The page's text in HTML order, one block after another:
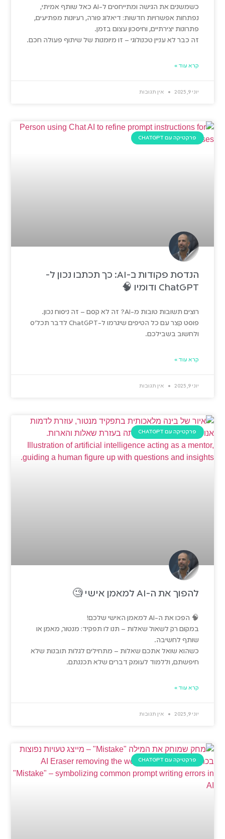
כשמשנים את הגישה ומתייחסים ל-AI כאל שותף אמיתי,
נפתחות אפשרויות חדשות: דיאלוג פורה, רעיונות מפתיעים,
פתרונות יצירתיים, וחיסכון עצום בזמן.
זה כבר לא עניין טכנולוגי – זו מיומנות של שיתוף פעולה חכם.
קרא עוד »
יוני 9, 2025 אין תגובות
פרקטיקה עם CHATGPT
הנדסת פקודות ב-AI: כך תכתבו נכון ל-
ChatGPT ודומיו 🧠
רוצים תשובות טובות מ-AI? זה לא קסם – זה ניסוח נכון.
פוסט קצר עם כל הטיפים שיגרמו ל-ChatGPT לדבר תכל'ס
ולחשוב בשבילכם.
קרא עוד »
יוני 9, 2025 אין תגובות
פרקטיקה עם CHATGPT
להפוך את ה-AI למאמן אישי 🧐
🧠 הפכו את ה-AI למאמן האישי שלכם!
במקום רק לשאול שאלות – תנו לו תפקיד: מנטור, מאמן או
שותף לחשיבה.
כשהוא שואל אתכם שאלות – מתחילים לגלות תובנות שלא
חיפשתם, וללמוד לעומק דברים שלא תכננתם.
קרא עוד »
יוני 9, 2025 אין תגובות
פרקטיקה עם CHATGPT